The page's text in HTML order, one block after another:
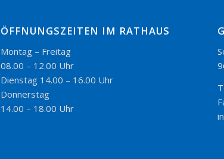
ÖFFNUNGSZEITEN IM RATHAUS
Montag – Freitag
08.00 – 12.00 Uhr
Dienstag 14.00 – 16.00 Uhr
Donnerstag
14.00 – 18.00 Uhr